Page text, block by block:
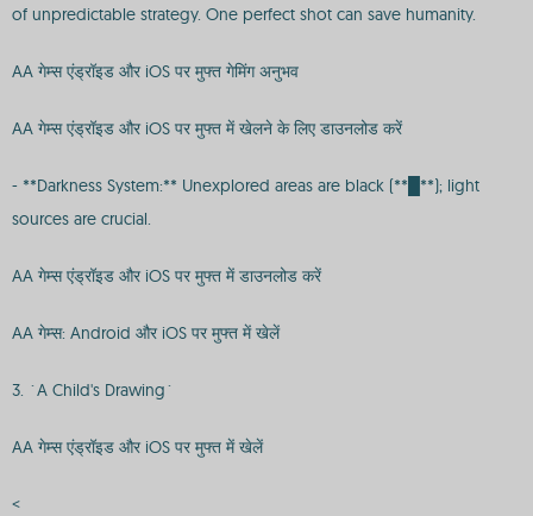
of unpredictable strategy. One perfect shot can save humanity.
AA गेम्स एंड्रॉइड और iOS पर मुफ्त गेमिंग अनुभव
AA गेम्स एंड्रॉइड और iOS पर मुफ्त में खेलने के लिए डाउनलोड करें
- **Darkness System:** Unexplored areas are black (**█**); light
sources are crucial.
AA गेम्स एंड्रॉइड और iOS पर मुफ्त में डाउनलोड करें
AA गेम्स: Android और iOS पर मुफ्त में खेलें
3. `A Child's Drawing`
AA गेम्स एंड्रॉइड और iOS पर मुफ्त में खेलें
<